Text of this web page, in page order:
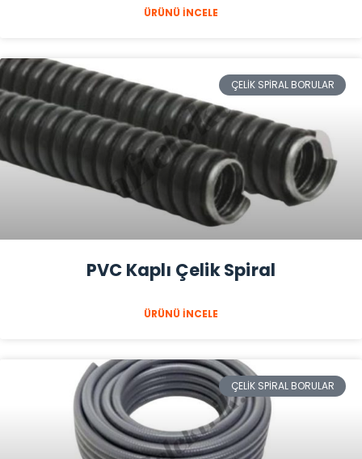
ÜRÜNÜ İNCELE
ÇELIK SPIRAL BORULAR
PVC Kaplı Çelik Spiral
ÜRÜNÜ İNCELE
ÇELIK SPIRAL BORULAR